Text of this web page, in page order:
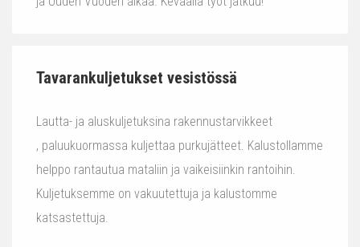
Tavarankuljetukset vesistössä
Lautta- ja aluskuljetuksina rakennustarvikkeet
, paluukuormassa kuljettaa purkujätteet. Kalustollamme
helppo rantautua mataliin ja vaikeisiinkin rantoihin.
Kuljetuksemme on vakuutettuja ja kalustomme
katsastettuja.